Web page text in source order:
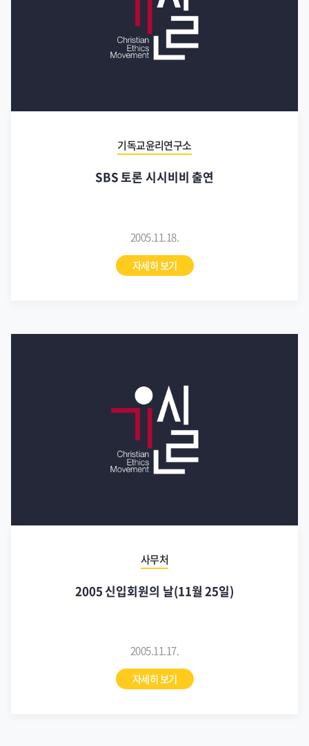
기독교윤리연구소
SBS 토론 시시비비 출연
2005.11.18.
자세히 보기
사무처
2005 신입회원의 날(11월 25일)
2005.11.17.
자세히 보기